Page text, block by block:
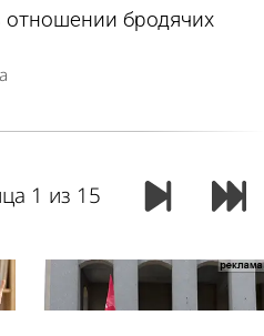
бродячих
1 из 15